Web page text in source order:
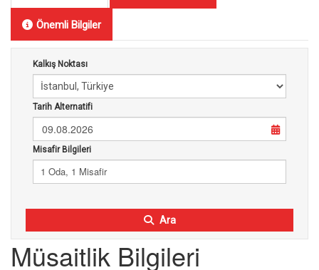
Önemli Bilgiler
Kalkış Noktası
Tarih Alternatifi
09.08.2026
Misafir Bilgileri
1 Oda, 1 Misafir
Ara
Müsaitlik Bilgileri